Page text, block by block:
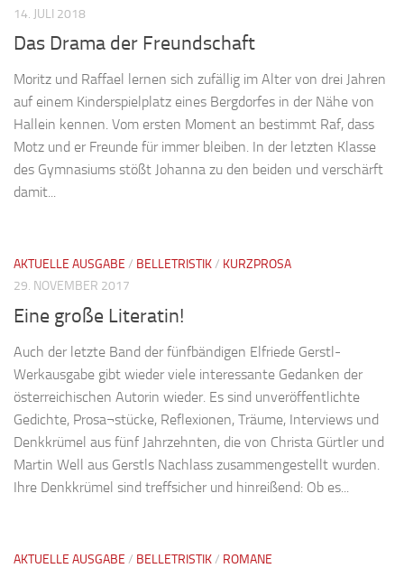
14. JULI 2018
Das Drama der Freundschaft
Moritz und Raffael lernen sich zufällig im Alter von drei Jahren
auf einem Kinderspielplatz eines Bergdorfes in der Nähe von
Hallein kennen. Vom ersten Moment an bestimmt Raf, dass
Motz und er Freunde für immer bleiben. In der letzten Klasse
des Gymnasiums stößt Johanna zu den beiden und verschärft
damit...
AKTUELLE AUSGABE / BELLETRISTIK/ KURZPROSA
29. NOVEMBER 2017
Eine große Literatin!
Auch der letzte Band der fünfbändigen Elfriede Gerstl-
Werkausgabe gibt wieder viele interessante Gedanken der
österreichischen Autorin wieder. Es sind unveröffentlichte
Gedichte, Prosa¬stücke, Reflexionen, Träume, Interviews und
Denkkrümel aus fünf Jahrzehnten, die von Christa Gürtler und
Martin Well aus Gerstls Nachlass zusammengestellt wurden.
Ihre Denkkrümel sind treffsicher und hinreißend: Ob es...
AKTUELLE AUSGABE / BELLETRISTIK/ ROMANE